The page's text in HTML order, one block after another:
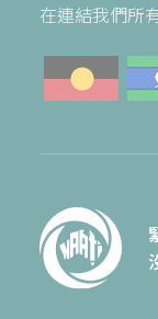
在連結我們所